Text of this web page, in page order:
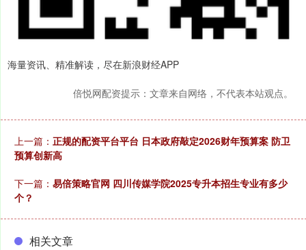
海量资讯、精准解读，尽在新浪财经APP
倍悦网配资提示：文章来自网络，不代表本站观点。
上一篇： 正规的配资平台平台 日本政府敲定2026财年预算案 防卫
预算创新高
下一篇： 易倍策略官网 四川传媒学院2025专升本招生专业有多少
个？
相关文章